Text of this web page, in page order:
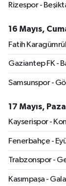
Rizespor -
16 Mayıs,
Fatih
Gaziantep FK -
Samsunspor -
17 Mayıs,
Kayserispor -
Fenerbahçe -
Trabzonspor -
Kasımpaşa -